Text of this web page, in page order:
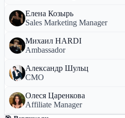
Елена Козырь
Sales Marketing Manager
Михаил HARDI
Ambassador
Александр Шульц
CMO
Олеся Царенкова
Affiliate Manager